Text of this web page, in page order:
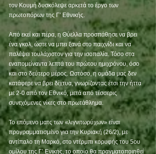
τον Κουμή δυσκόλεψε αρκετά το έργο των
πρωτοπόρων της Γ’ Εθνικής.
Από εκεί και πέρα, η Θύελλα προσπάθησε να βρει
ένα γκολ, ώστε να μπει ξανά στο παιχνίδι και να
παλέψει τουλάχιστον για την ισοπαλία. Τόσο στα
εναπομείναντα λεπτά του πρώτου ημιχρόνου, όσο
και στο δεύτερο μέρος. Ωστόσο, η ομάδα μας δεν
κατάφερε να βρει δίχτυα, γνωρίζοντας έτσι την ήττα
με 2-0 από τον Εθνικό, μετά από τέσσερις
συνεχόμενες νίκες στο πρωτάθλημα.
Το επόμενο ματς των «λιγνιτωρύχων» είναι
προγραμματισμένο για την Κυριακή (26/2), με
αντίπαλο τη Μαρκό, στο ντέρμπι κορυφής του 5ου
ομίλου της Γ’ Ενικής, το οποίο θα πραγματοποιηθεί